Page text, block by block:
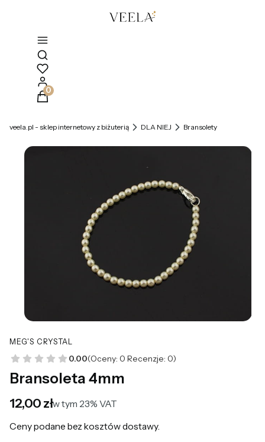
Otwórz wyszukiwarkę
Produkty w koszyku: 0. Zobacz szczegóły
veela.pl - sklep internetowy z biżuterią DLA NIEJ Bransolety
MEG'S CRYSTAL
0.00(Oceny: 0 Recenzje: 0)
Bransoleta 4mm
Cena
12,00 złw tym 23% VAT
w tym 23% VAT
Ceny podane bez kosztów dostawy.